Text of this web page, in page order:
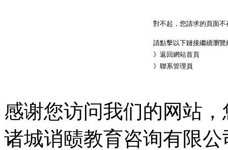
對不起，您請求的頁面
請點擊以下鏈接繼續瀏覽
》 返回網站首頁
》 聯系管理員
感谢您访问我们的网站
诸城诮赜教育咨询有限公